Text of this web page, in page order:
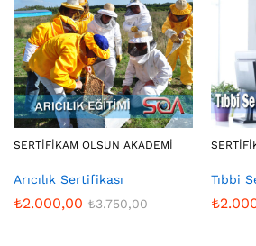
SERTIFIKAM OLSUN AKADEMI
Arıcılık Sertifikası
₺2.000,00 ₺3.750,00
Tıbbi
₺